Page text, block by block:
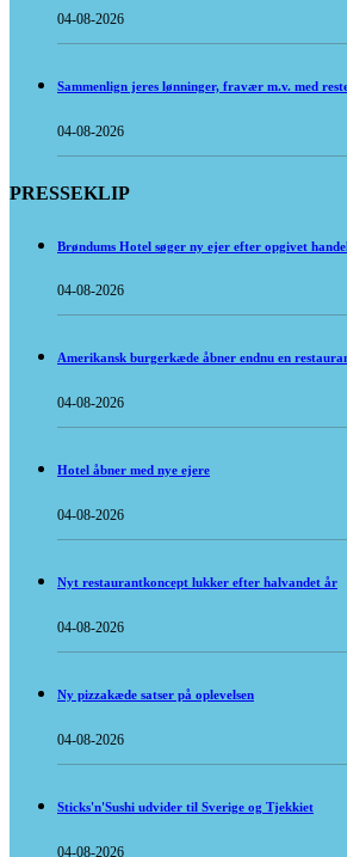
04-08-2026
Sammenlign jeres lønninger, fravær m.v. med
04-08-2026
PRESSEKLIP
Brøndums Hotel søger ny ejer efter opgivet
04-08-2026
Amerikansk burgerkæde åbner endnu en
04-08-2026
Hotel åbner med nye ejere
04-08-2026
Nyt restaurantkoncept lukker efter halvandet år
04-08-2026
Ny pizzakæde satser på oplevelsen
04-08-2026
Sticks'n'Sushi udvider til Sverige og Tjekkiet
04-08-2026